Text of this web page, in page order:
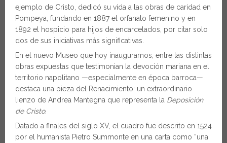
ejemplo de Cristo, dedicó su vida a las obras de caridad en
Pompeya, fundando en 1887 el orfanato femenino y en
1892 el hospicio para hijos de encarcelados, por citar solo
dos de sus iniciativas más significativas.
En el nuevo Museo que hoy inauguramos, entre las distintas
obras expuestas que testimonian la devoción mariana en el
territorio napolitano —especialmente en época barroca—
destaca una pieza del Renacimiento: un extraordinario
lienzo de Andrea Mantegna que representa la Deposición
de Cristo.
Datado a finales del siglo XV, el cuadro fue descrito en 1524
por el humanista Pietro Summonte en una carta como “una